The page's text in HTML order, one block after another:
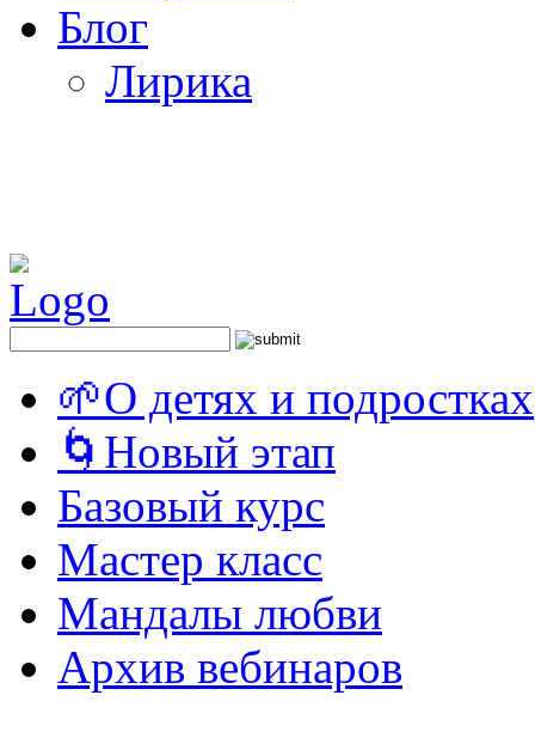
Блог
Лирика
🌱О детях и подростках
🌀Новый этап
Базовый курс
Мастер класс
Мандалы любви
Архив вебинаров